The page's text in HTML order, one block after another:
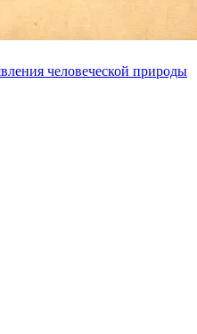
человеческой природы